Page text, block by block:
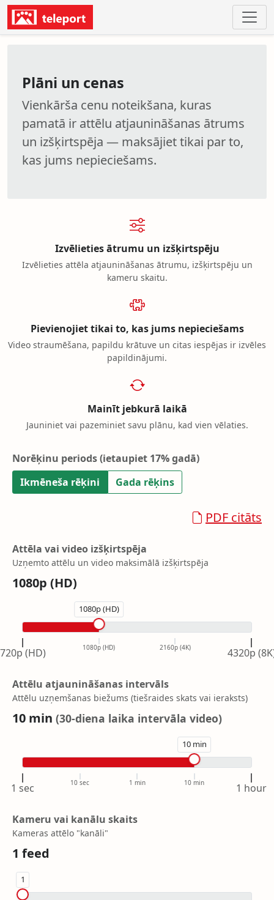
Plāni un cenas
Vienkārša cenu noteikšana, kuras
pamatā ir attēlu atjaunināšanas ātrums
un izšķirtspēja — maksājiet tikai par to,
kas jums nepieciešams.
Izvēlieties ātrumu un izšķirtspēju
Izvēlieties attēla atjaunināšanas ātrumu, izšķirtspēju un
kameru skaitu.
Pievienojiet tikai to, kas jums nepieciešams
Video straumēšana, papildu krātuve un citas iespējas ir izvēles
papildinājumi.
Mainīt jebkurā laikā
Jauniniet vai pazeminiet savu plānu, kad vien vēlaties.
Norēķinu periods(ietaupiet 17% gadā)
Ikmēneša rēķini
Gada rēķins
PDF citāts
Attēla vai video izšķirtspēja
Uzņemto attēlu un video maksimālā izšķirtspēja
1080p (HD)
1080p (HD)
720p (HD) 1080p (HD) 2160p (4K) 4320p
Attēlu atjaunināšanas intervāls
Attēlu uzņemšanas biežums (tiešraides skats vai ieraksts)
10 min (30-diena laika intervāla video)
10 min
1 sec 10 sec 1 min 10 min 1 hour
Kameru vai kanālu skaits
Kameras attēlo "kanāli"
1 feed
1